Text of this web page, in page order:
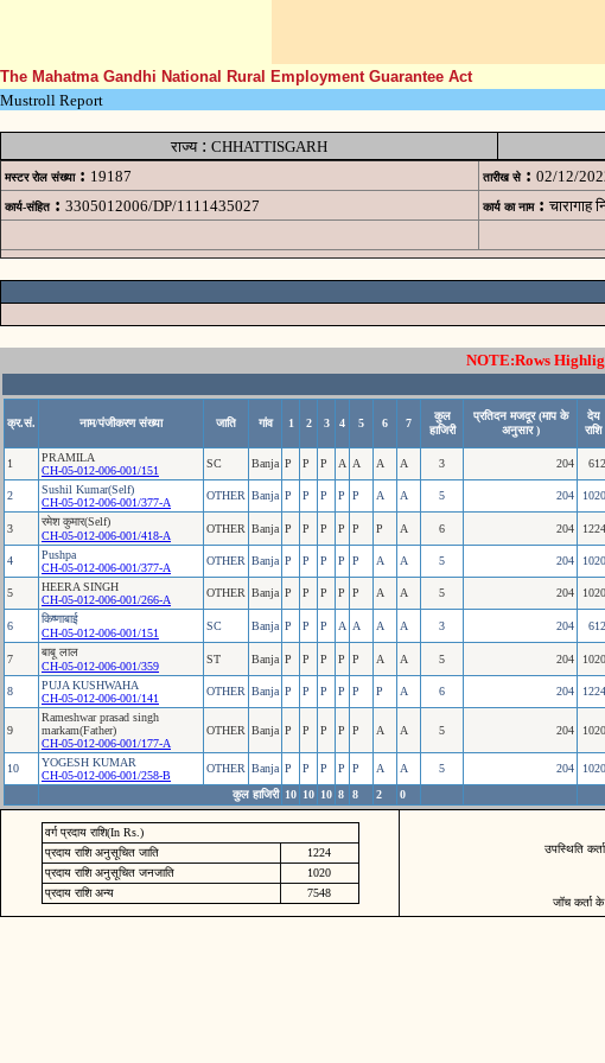
The Mahatma Gandhi National Rural Employment Guarantee Act
Mustroll Report
राज्य: CHHATTISGARH
मस्टर रोल संख्या : 19187 तारीख से : 02/12/
कार्य-संहित : 3305012006/DP/1111435027 कार्य का नाम :
NOTE:Rows
क्र.सं. नाम/पंजीकरण संख्या जाति गांव 1 2 3 4 5 6 7
कुल
हाजिरी
प्रतिदन मजदूर (माप के
अनुसार )
देय
राशि
1
PRAMILA
CH-05-012-006-001/151
SC Banja P P P A A A A 3 204 612
2
Sushil Kumar(Self)
CH-05-012-006-001/377-A
OTHER Banja P P P P P A A 5 204 1020
3
रमेश कुमार(Self)
CH-05-012-006-001/418-A
OTHER Banja P P P P P P A 6 204 1224
4
Pushpa
CH-05-012-006-001/377-A
OTHER Banja P P P P P A A 5 204 1020
5
HEERA SINGH
CH-05-012-006-001/266-A
OTHER Banja P P P P P A A 5 204 1020
6
किष्‍णाबाई
CH-05-012-006-001/151
SC Banja P P P A A A A 3 204 612
7
बाबू लाल
CH-05-012-006-001/359
ST Banja P P P P P A A 5 204 1020
8
PUJA KUSHWAHA
CH-05-012-006-001/141
OTHER Banja P P P P P P A 6 204 1224
9
Rameshwar prasad singh
markam(Father)
CH-05-012-006-001/177-A
OTHER Banja P P P P P A A 5 204 1020
10
YOGESH KUMAR
CH-05-012-006-001/258-B
OTHER Banja P P P P P A A 5 204 1020
कुल हाजिरी 10 10 10 8 8 2 0
वर्ग प्रदाय राशि(In Rs.)
प्रदाय राशि अनुसूचित जाति
1224
प्रदाय राशि अनुसूचित जनजाति
1020
प्रदाय राशि अन्य
7548
उपस्थिति
जॉच कर्ता के